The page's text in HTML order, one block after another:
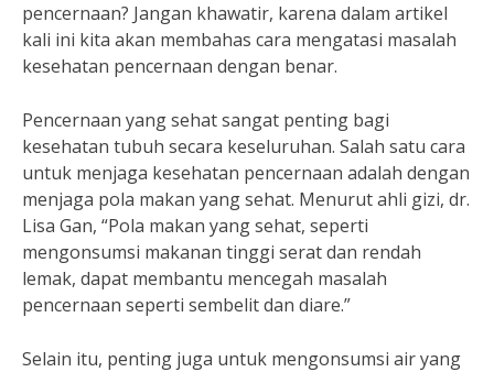
pencernaan? Jangan khawatir, karena dalam artikel
kali ini kita akan membahas cara mengatasi masalah
kesehatan pencernaan dengan benar.
Pencernaan yang sehat sangat penting bagi
kesehatan tubuh secara keseluruhan. Salah satu cara
untuk menjaga kesehatan pencernaan adalah dengan
menjaga pola makan yang sehat. Menurut ahli gizi, dr.
Lisa Gan, “Pola makan yang sehat, seperti
mengonsumsi makanan tinggi serat dan rendah
lemak, dapat membantu mencegah masalah
pencernaan seperti sembelit dan diare.”
Selain itu, penting juga untuk mengonsumsi air yang